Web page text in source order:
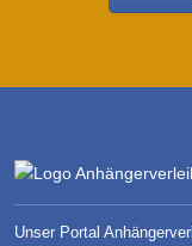
Unser Portal